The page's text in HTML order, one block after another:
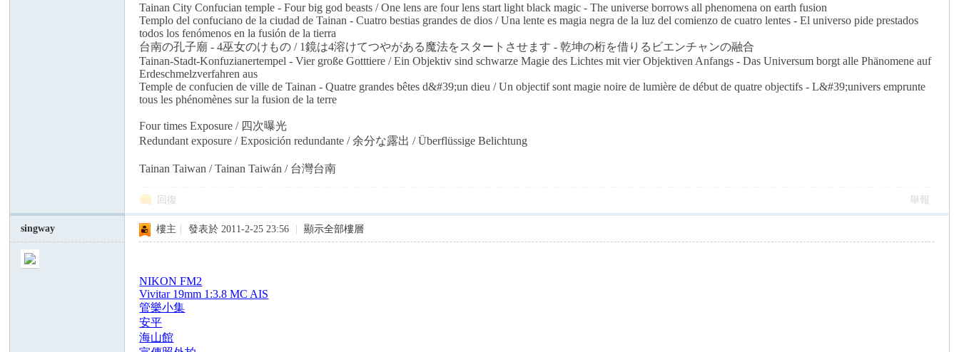
Tainan City Confucian temple - Four big god beasts / One lens are four lens start light black magic - The universe borrows all phenomena on earth fusion
Templo del confuciano de la ciudad de Tainan - Cuatro bestias grandes de dios / Una lente es magia negra de la luz del comienzo de cuatro lentes - El universo pide prestados
todos los fenómenos en la fusión de la tierra
台南の孔子廟 - 4巫女のけもの / 1鏡は4溶けてつやがある魔法をスタートさせます - 乾坤の桁を借りるビエンチャンの融合
Tainan-Stadt-Konfuzianertempel - Vier große Gotttiere / Ein Objektiv sind schwarze Magie des Lichtes mit vier Objektiven Anfangs - Das Universum borgt alle Phänomene auf
Erdeschmelzverfahren aus
Temple de confucien de ville de Tainan - Quatre grandes bêtes d&#39;un dieu / Un objectif sont magie noire de lumière de début de quatre objectifs - L&#39;univers emprunte
tous les phénomènes sur la fusion de la terre
Four times Exposure / 四次曝光
Redundant exposure / Exposición redundante / 余分な露出 / Überflüssige Belichtung
Tainan Taiwan / Tainan Taiwán / 台灣台南
回復 舉報
singway 樓主 發表於 2011-2-25 23:56 顯示全部樓層
NIKON FM2
Vivitar 19mm 1:3.8 MC AIS
管樂小集
安平
海山館